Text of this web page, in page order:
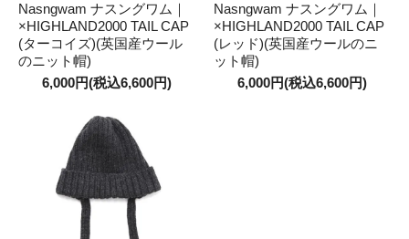
Nasngwam ナスングワム｜
×HIGHLAND2000 TAIL CAP
(ターコイズ)(英国産ウール
のニット帽)
6,000円(税込6,600円)
Nasngwam ナスングワム｜
×HIGHLAND2000 TAIL CAP
(レッド)(英国産ウールのニ
ット帽)
6,000円(税込6,600円)